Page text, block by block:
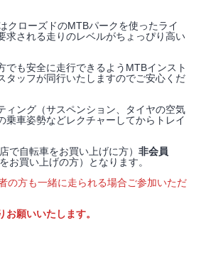
クローズドのMTBパークを使ったライ
求される走りのレベルがちょっぴり高い
でも安全に走行できるようMTBインスト
タッフが同行いたしますのでご安心くだ
ィング（サスペンション、タイヤの空気
乗車姿勢などレクチャーしてからトレイ
店で自転車をお買い上げに方） 非会員
お買い上げの方）となります。
の方も一緒に走られる場合ご参加いただ
願いいたします。